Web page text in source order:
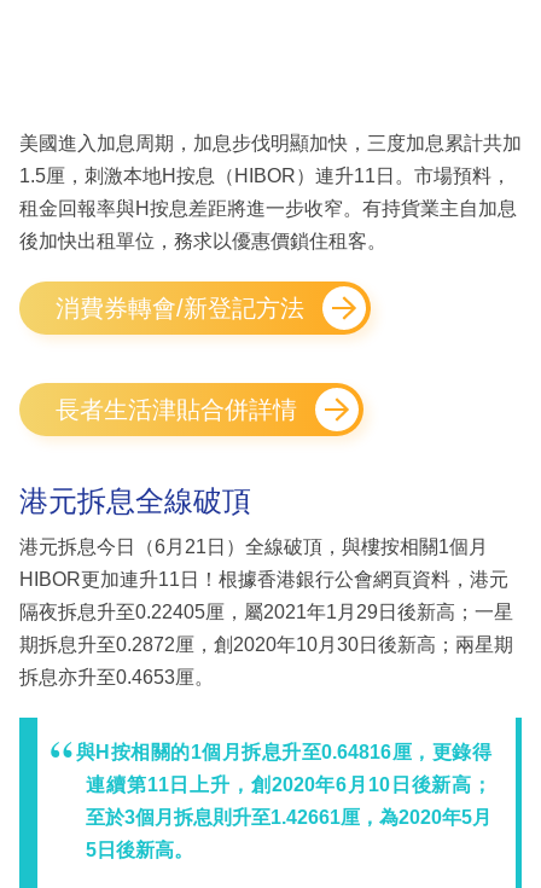
區
美國進入加息周期，加息步伐明顯加快，三度加息累計共加
1.5厘，刺激本地H按息（HIBOR）連升11日。市場預料，
租金回報率與H按息差距將進一步收窄。有持貨業主自加息
後加快出租單位，務求以優惠價鎖住租客。
消費券轉會/新登記方法
長者生活津貼合併詳情
港元拆息全線破頂
港元拆息今日（6月21日）全線破頂，與樓按相關1個月
HIBOR更加連升11日！根據香港銀行公會網頁資料，港元
隔夜拆息升至0.22405厘，屬2021年1月29日後新高；一星
期拆息升至0.2872厘，創2020年10月30日後新高；兩星期
拆息亦升至0.4653厘。
與H按相關的1個月拆息升至0.64816厘，更錄得
連續第11日上升，創2020年6月10日後新高；
至於3個月拆息則升至1.42661厘，為2020年5月
5日後新高。